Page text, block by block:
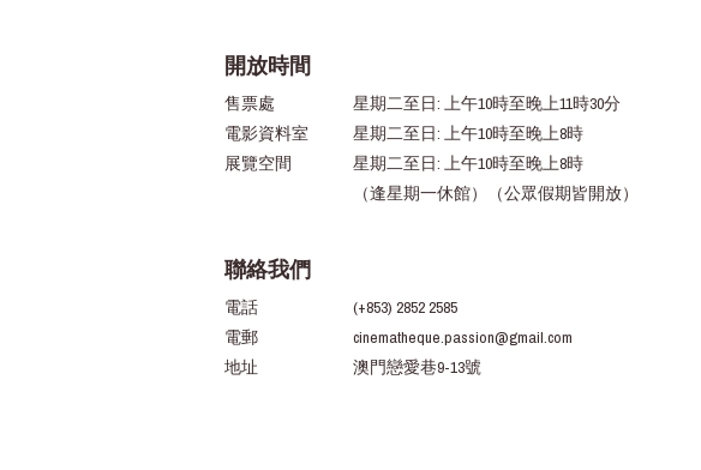
開放時間
售票處
星期二至日: 上午10時至晚上11時30分
電影資料室
星期二至日: 上午10時至晚上8時
展覽空間
星期二至日: 上午10時至晚上8時
（逢星期一休館）（公眾假期皆開放）
聯絡我們
電話
(+853) 2852 2585
電郵
cinematheque.passion@gmail.com
地址
澳門戀愛巷9-13號